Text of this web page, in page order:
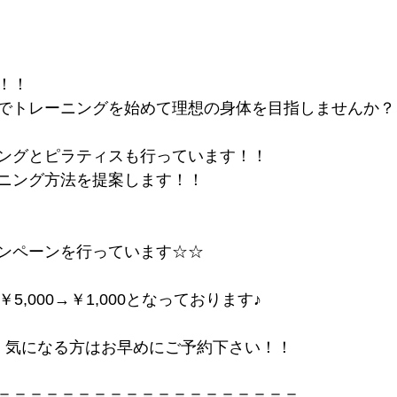
！
トレーニングを始めて理想の身体を目指しませんか
グとピラティスも行っています！！
ング方法を提案します！！
ペーンを行っています☆☆
5,000→￥1,000となっております♪
になる方はお早めにご予約下さい！！